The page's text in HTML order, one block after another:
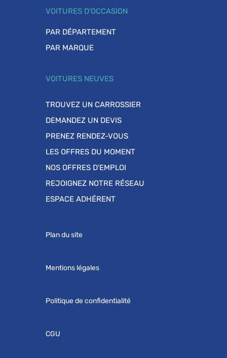
VOITURES D'OCCASION
PAR DÉPARTEMENT
PAR MARQUE
VOITURES NEUVES
TROUVEZ UN CARROSSIER
DEMANDEZ UN DEVIS
PRENEZ RENDEZ-VOUS
LES OFFRES DU MOMENT
NOS OFFRES D'EMPLOI
REJOIGNEZ NOTRE RÉSEAU
ESPACE ADHÉRENT
Plan du site
Mentions légales
Politique de confidentialité
CGU